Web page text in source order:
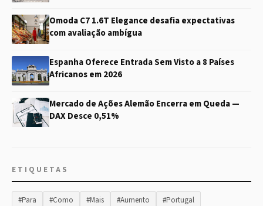
Omoda C7 1.6T Elegance desafia expectativas
com avaliação ambígua
Espanha Oferece Entrada Sem Visto a 8 Países
Africanos em 2026
Mercado de Ações Alemão Encerra em Queda —
DAX Desce 0,51%
ETIQUETAS
#Para #Como #Mais #Aumento
#Portugal